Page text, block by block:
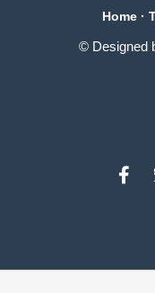
Home ·
© Designed